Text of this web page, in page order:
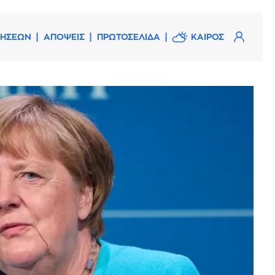
ΑΠΟΨΕΙΣ ΠΡΩΤΟΣΕΛΙΔΑ ΚΑΙΡΟΣ